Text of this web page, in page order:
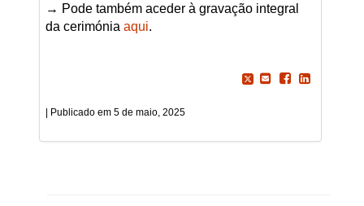
→ Pode também aceder à gravação integral
da cerimónia aqui.
5 de maio, 2025